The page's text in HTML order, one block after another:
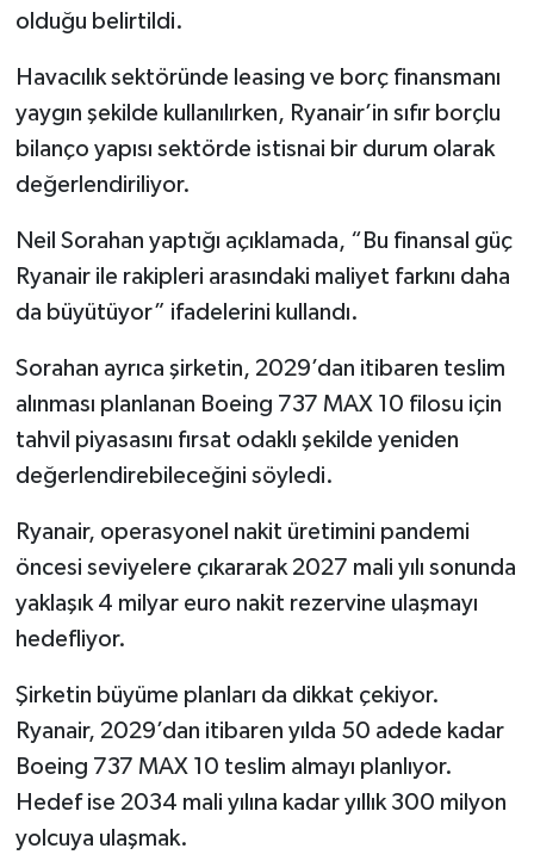
olduğu belirtildi.
Havacılık sektöründe leasing ve borç finansmanı
yaygın şekilde kullanılırken, Ryanair’in sıfır borçlu
bilanço yapısı sektörde istisnai bir durum olarak
değerlendiriliyor.
Neil Sorahan yaptığı açıklamada, “Bu finansal güç
Ryanair ile rakipleri arasındaki maliyet farkını daha
da büyütüyor” ifadelerini kullandı.
Sorahan ayrıca şirketin, 2029’dan itibaren teslim
alınması planlanan Boeing 737 MAX 10 filosu için
tahvil piyasasını fırsat odaklı şekilde yeniden
değerlendirebileceğini söyledi.
Ryanair, operasyonel nakit üretimini pandemi
öncesi seviyelere çıkararak 2027 mali yılı sonunda
yaklaşık 4 milyar euro nakit rezervine ulaşmayı
hedefliyor.
Şirketin büyüme planları da dikkat çekiyor.
Ryanair, 2029’dan itibaren yılda 50 adede kadar
Boeing 737 MAX 10 teslim almayı planlıyor.
Hedef ise 2034 mali yılına kadar yıllık 300 milyon
yolcuya ulaşmak.